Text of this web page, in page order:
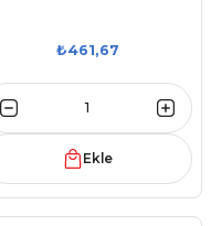
₺461,67
Ekle